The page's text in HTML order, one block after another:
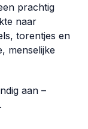
prachtig
naar
torentjes en
menselijke
aan –